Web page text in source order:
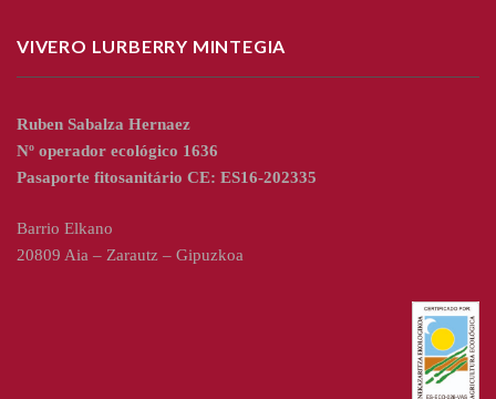
VIVERO LURBERRY MINTEGIA
Ruben Sabalza Hernaez
Nº operador ecológico 1636
Pasaporte fitosanitário CE: ES16-202335
Barrio Elkano
20809 Aia – Zarautz – Gipuzkoa